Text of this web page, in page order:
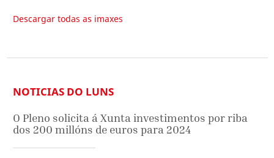
Descargar todas as imaxes
NOTICIAS DO LUNS
O Pleno solicita á Xunta investimentos por riba
dos 200 millóns de euros para 2024